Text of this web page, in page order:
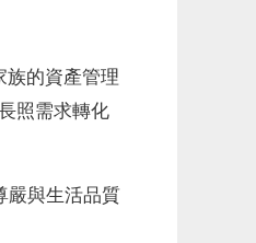
族的資產管理
照需求轉化
嚴與生活品質